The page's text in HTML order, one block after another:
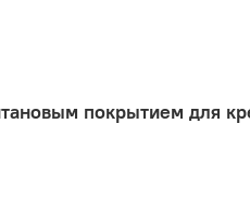
покрытием для